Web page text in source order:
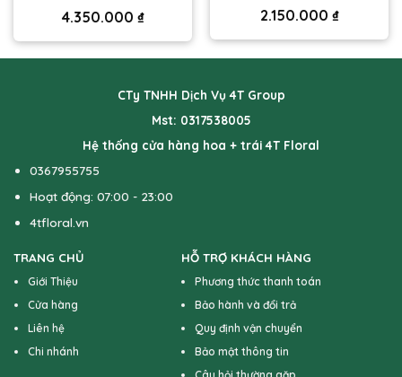
4.350.000 ₫ 2.150.000 ₫
CTy TNHH Dịch Vụ 4T Group
Mst: 0317538005
Hệ thống cửa hàng hoa + trái 4T Floral
0367955755
Hoạt động: 07:00 - 23:00
4tfloral.vn
TRANG CHỦ
Giới Thiệu
Cửa hàng
Liên hệ
Chi nhánh
HỖ TRỢ KHÁCH HÀNG
Phương thức thanh toán
Bảo hành và đổi trả
Quy định vận chuyển
Bảo mật thông tin